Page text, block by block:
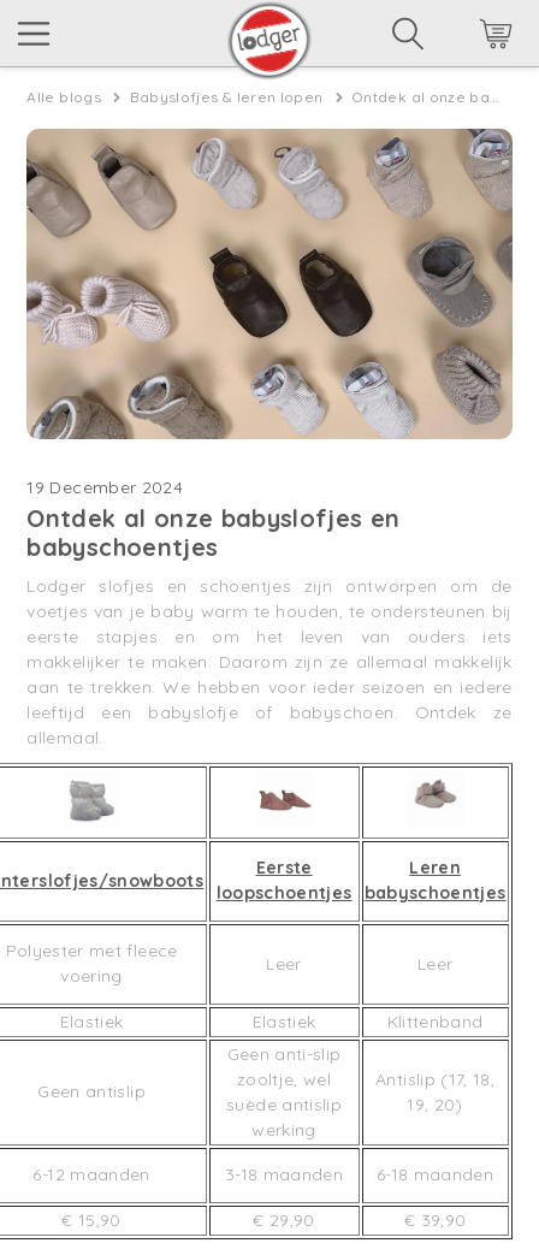
Alle blogs Babyslofjes & leren lopen Ontdek al onze babyslofjes en babyschoentjes
19 December 2024
Ontdek al onze babyslofjes en
babyschoentjes
Lodger slofjes en schoentjes zijn ontworpen om de
voetjes van je baby warm te houden, te ondersteunen bij
eerste stapjes en om het leven van ouders iets
makkelijker te maken. Daarom zijn ze allemaal makkelijk
aan te trekken. We hebben voor ieder seizoen en iedere
leeftijd een babyslofje of babyschoen. Ontdek ze
allemaal.
snowboots
Eerste
loopschoentjes
Leren
babyschoentjes
Polyester met fleece
voering
Leer Leer
Elastiek Elastiek Klittenband
Geen antislip
Geen anti-slip
zooltje, wel
suède antislip
werking
Antislip (17, 18,
19, 20)
6-12 maanden 3-18 maanden 6-18 maanden
€ 15,90 € 29,90 € 39,90